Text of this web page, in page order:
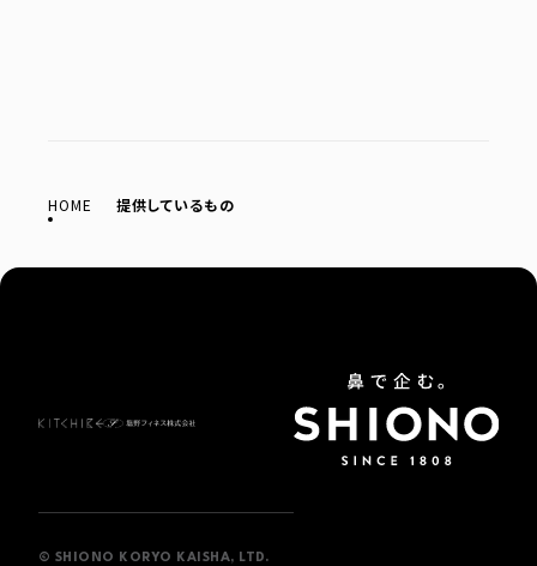
HOME 提供しているもの
© SHIONO KORYO KAISHA, LTD.